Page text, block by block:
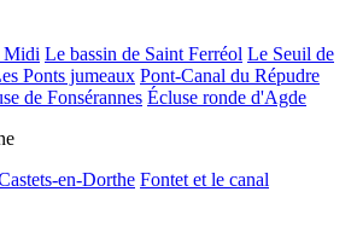
Midi Le bassin de Saint Ferréol Le Seuil de
Ponts jumeaux Pont-Canal du Répudre
de Fonsérannes Écluse ronde d'Agde
en-Dorthe Fontet et le canal